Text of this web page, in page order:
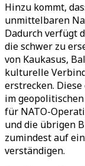
Hinzu kommt,
unmittelbaren
Dadurch verfügt
die schwer zu
von Kaukasus,
kulturelle
erstrecken.
im
für NATO-
und die übrigen
zumindest auf
verständigen.